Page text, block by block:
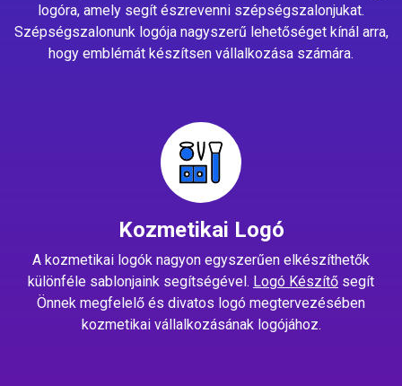
logóra, amely segít észrevenni szépségszalonjukat.
Szépségszalonunk logója nagyszerű lehetőséget kínál arra,
hogy emblémát készítsen vállalkozása számára.
Kozmetikai Logó
A kozmetikai logók nagyon egyszerűen elkészíthetők
különféle sablonjaink segítségével. Logó Készítő segít
Önnek megfelelő és divatos logó megtervezésében
kozmetikai vállalkozásának logójához.